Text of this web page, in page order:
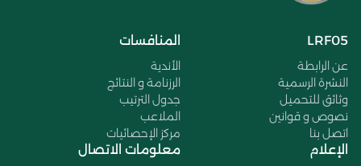
LRF05
عن الرابطة
النشرة الرسمية
وثائق للتحميل
نصوص و قوانين
اتصل بنا
المنافسات
الأندية
الرزنامة و النتائج
جدول الترتيب
الملاعب
مركز الإحصائيات
الإعلام معلومات الاتصال